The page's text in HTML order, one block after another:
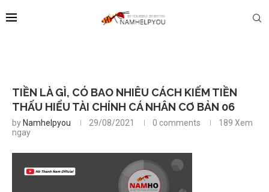
TIỀN LÀ GÌ, CÓ BAO NHIÊU CÁCH KIẾM TIỀN
THẤU HIỂU TÀI CHÍNH CÁ NHÂN CƠ BẢN 06
by Namhelpyou 29/08/2021 0 comments 189 Xem
ngay